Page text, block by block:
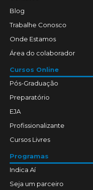
Blog
Trabalhe Conosco
Onde Estamos
Área do colaborador
Cursos Online
Pós-Graduação
Preparatório
EJA
Profissionalizante
Cursos Livres
Programas
Indica Aí
Seja um parceiro